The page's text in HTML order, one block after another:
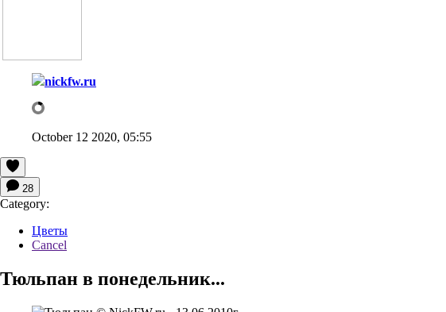
nickfw.ru
October 12 2020, 05:55
28
Category:
Цветы
Cancel
Тюльпан в понедельник...